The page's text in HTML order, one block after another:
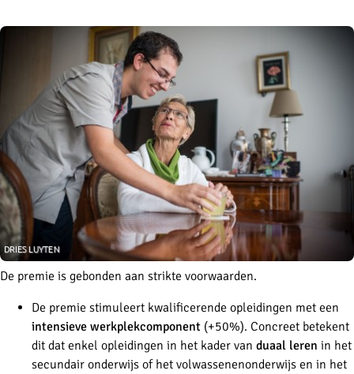
De premie is gebonden aan strikte voorwaarden.
De premie stimuleert kwalificerende opleidingen met een
intensieve werkplekcomponent (+50%). Concreet betekent
dit dat enkel opleidingen in het kader van duaal leren in het
secundair onderwijs of het volwassenenonderwijs en in het